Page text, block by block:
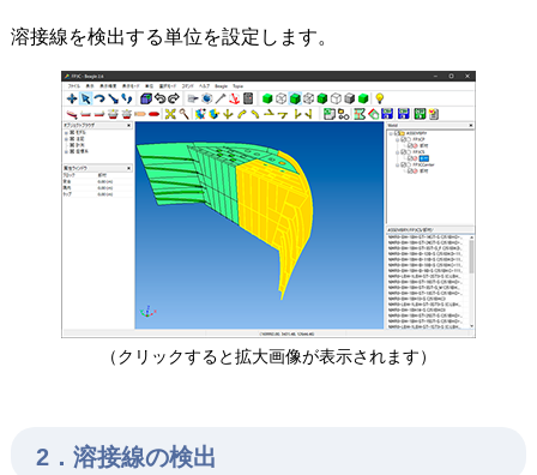
溶接線を検出する単位を設定します。
（クリックすると拡大画像が表示されます）
2．溶接線の検出